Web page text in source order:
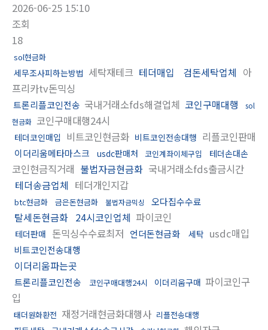
2026-06-25 15:10
조회
18
sol현금화
세무조사피하는방법 세탁재테크 테더매입 검돈세탁업체 아
프리카tv돈믹싱
트론리플코인전송 국내거래소fds해결업체 코인구매대행
sol
현금화 코인구매대행24시
테더코인매입 비트코인현금화 비트코인전송대행 리플코인판매
이더리움메타마스크 usdc판매처 코인계좌이체구입 테더손대손
코인현금직거래 불법자금현금화 국내거래소fds출금시간
테더송금업체 테더개인지갑
btc현금화 금은돈현금화 불법자금믹싱 오다집수수료
탈세돈현금화 24시코인업체 파이코인
테더판매 돈믹싱수수료최저 언더돈현금화 세탁 usdc매입
비트코인전송대행
이더리움파는곳
트론리플코인전송 코인구매대행24시 이더리움구매 파이코인구
입
태더원화환전 재정거래현금화대행사 리플전송대행